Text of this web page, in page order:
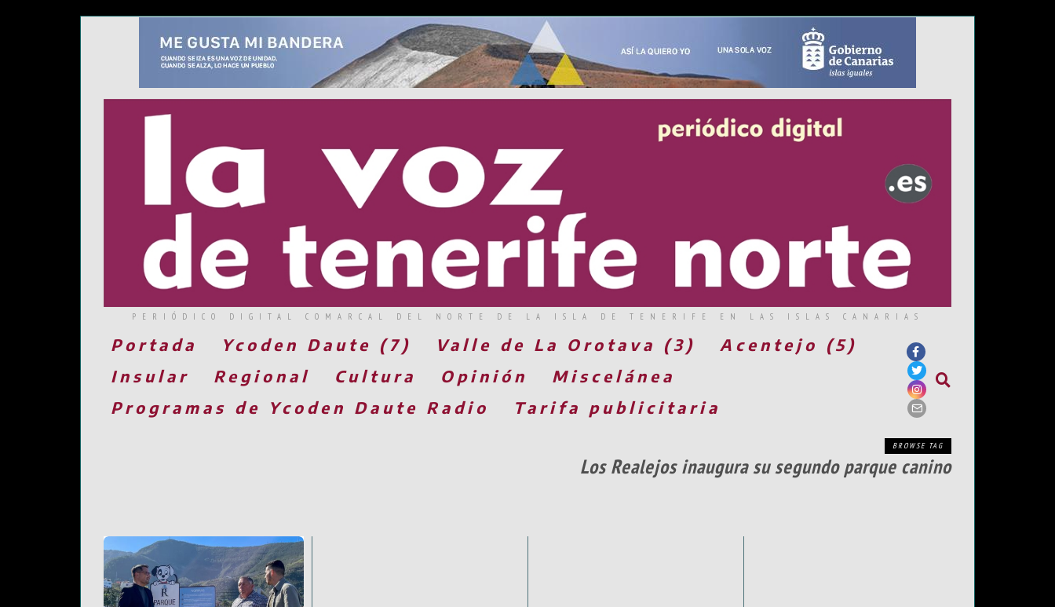
PERIÓDICO DIGITAL COMARCAL DEL NORTE DE LA ISLA DE TENERIFE EN LAS ISLAS CANARIAS
Portada Ycoden Daute (7) Valle de La Orotava (3)
Acentejo (5)
Insular
Regional Cultura Opinión
Miscelánea
Programas de Ycoden Daute Radio
Tarifa publicitaria
BROWSE TAG
Los Realejos inaugura su segundo parque canino